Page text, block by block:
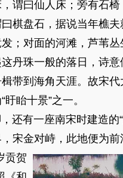
谓曰仙人床；旁有石
棋盘石，据说当年樵
；对面的河滩，芦苇
丹珠一般的落日，诗
带到海角天涯。故宋
盱眙十景”之一。
有一座南宋时建造的“
宋金对峙，此地便为
贡贺